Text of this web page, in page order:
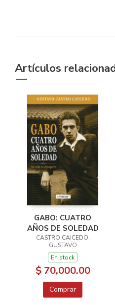
Artículos
GABO: CUATRO
AÑOS DE SOLEDAD
CASTRO CAICEDO,
GUSTAVO
En stock
$ 70,000.00
Comprar